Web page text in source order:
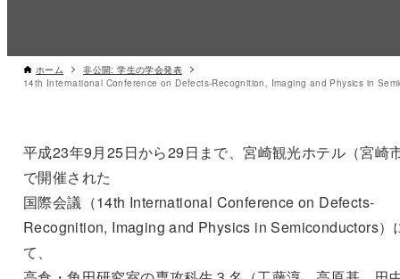
ホーム 非公開: 学生の学会発表
平成23年9月25日から29日まで、宮崎観光ホテル（宮崎
で開催された
国際会議（14th International Conference on Defects-
Recognition, Imaging and Physics in Semiconductors）
て、